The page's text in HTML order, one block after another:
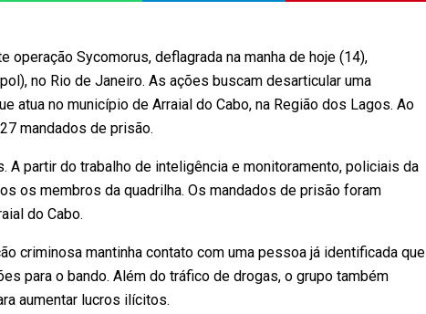
Sycomorus, deflagrada na manha de hoje (14),
no Rio de Janeiro. As ações buscam desarticular uma
atua no município de Arraial do Cabo, na Região dos Lagos. Ao
mandados de prisão.
A partir do trabalho de inteligência e monitoramento, policiais da
os membros da quadrilha. Os mandados de prisão foram
do Cabo.
criminosa mantinha contato com uma pessoa já identificada que
para o bando. Além do tráfico de drogas, o grupo também
aumentar lucros ilícitos.